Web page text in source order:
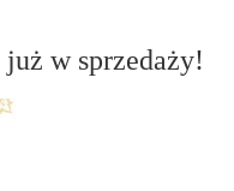
w sprzedaży!